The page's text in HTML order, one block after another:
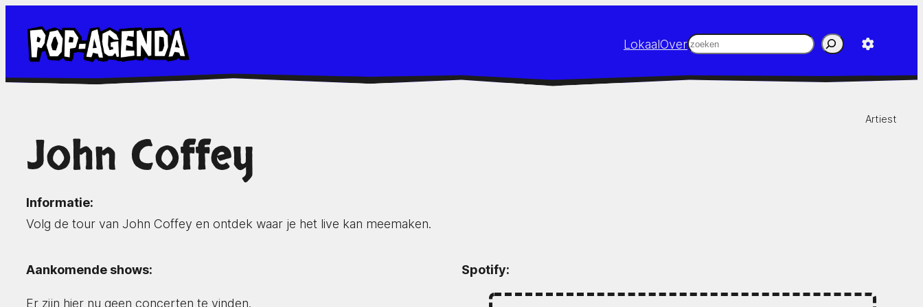
naar
inhoud
LokaalOverZoeken
Artiest
John Coffey
Informatie:
Volg de tour van John Coffey en ontdek waar je het live kan meemaken.
Aankomende shows:
Er zijn hier nu geen concerten te vinden.
Spotify: